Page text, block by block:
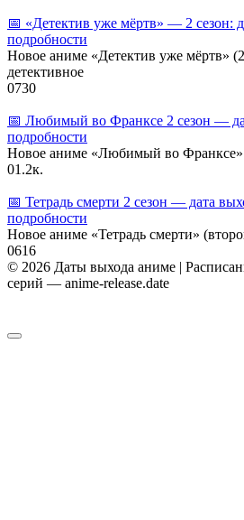
📅 «Детектив уже мёртв» — 2 сезон:
подробности
Новое аниме «Детектив уже мёртв»
детективное
0730
📅 Любимый во Франксе 2 сезон —
подробности
Новое аниме «Любимый во Франксе»
01.2к.
📅 Тетрадь смерти 2 сезон — дата
подробности
Новое аниме «Тетрадь смерти»
0616
© 2026 Даты выхода аниме |
серий — anime-release.date